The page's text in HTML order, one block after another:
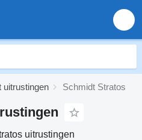
uitrustingen Schmidt Stratos
uitrustingen